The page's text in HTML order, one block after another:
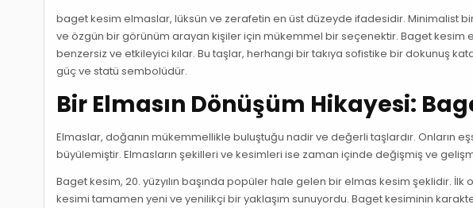
baget kesim elmaslar, lüksün ve zerafetin en üst düzeyde ifadesidir. Minimalist
ve özgün bir görünüm arayan kişiler için mükemmel bir seçenektir. Baget kesim
benzersiz ve etkileyici kılar. Bu taşlar, herhangi bir takıya sofistike bir dokunuş
güç ve statü sembolüdür.
Bir Elmasın Dönüşüm Hikayesi:
Elmaslar, doğanın mükemmellikle buluştuğu nadir ve değerli taşlardır. Onların
büyülemiştir. Elmasların şekilleri ve kesimleri ise zaman içinde değişmiş ve
Baget kesim, 20. yüzyılın başında popüler hale gelen bir elmas kesim şeklidir.
kesimi tamamen yeni ve yenilikçi bir yaklaşım sunuyordu. Baget kesiminin